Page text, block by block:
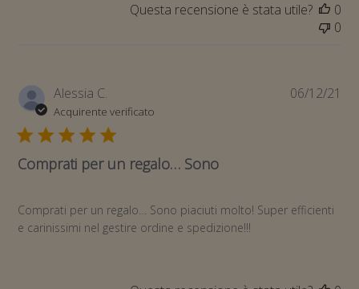
Questa recensione è stata utile?
0
0
Alessia C.
Acquirente verificato
Comprati per un regalo… Sono
Comprati per un regalo… Sono piaciuti molto! Super efficienti
e carinissimi nel gestire ordine e spedizione!!!
06/12/21